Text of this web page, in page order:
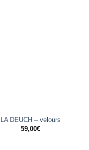
LA DEUCH – velours
59,00€